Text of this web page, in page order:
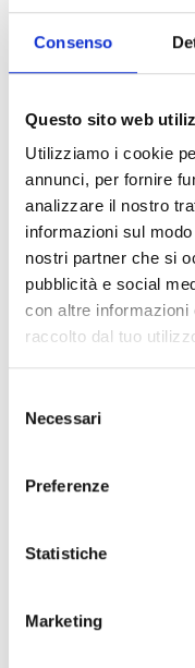
Consenso
Questo sito web
Utilizziamo i cookie
annunci, per fornire
analizzare il nostro
informazioni sul
nostri partner che si
pubblicità e social
con altre informazioni
raccolto dal tuo
delNecessari
Preferenze
Statistiche
Marketing
Via Manzoni, 19 -
SCOPRI